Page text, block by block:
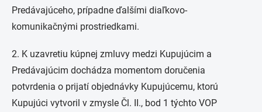
Predávajúceho, prípadne ďalšími diaľkovo-
komunikačnými prostriedkami.
2. K uzavretiu kúpnej zmluvy medzi Kupujúcim a
Predávajúcim dochádza momentom doručenia
potvrdenia o prijatí objednávky Kupujúcemu, ktorú
Kupujúci vytvoril v zmysle Čl. II., bod 1 týchto VOP